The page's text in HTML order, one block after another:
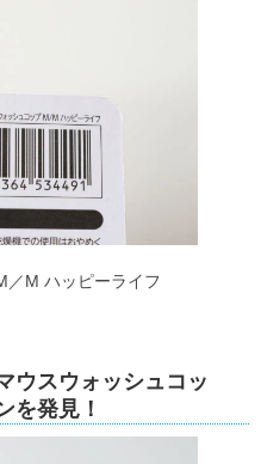
／M ハッピーライフ
ウスウォッシュコッ
を発見！